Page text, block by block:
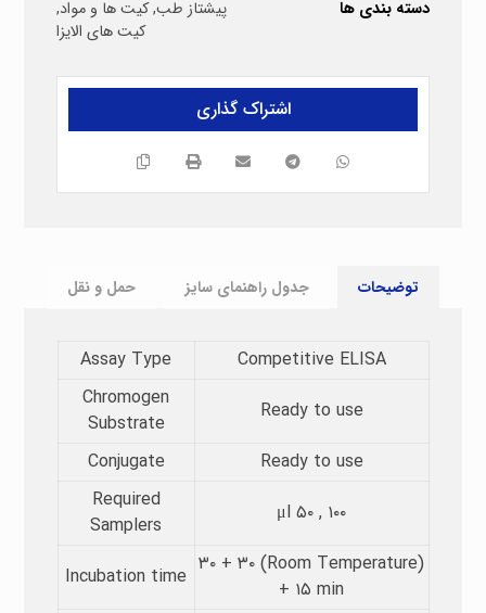
دسته بندی ها
پیشتاز طب,کیت ها و مواد,
کیت های الایزا
توضیحات جدول راهنمای سایز حمل و نقل
Competitive ELISA
Assay Type​
Ready to use
Chromogen
Substrate​
Ready to use
Conjugate
μl ۵۰ , ۱۰۰
Required
Samplers​
(Room Temperature) ۳۰ + ۳۰
+ ۱۵ min
Incubation time​